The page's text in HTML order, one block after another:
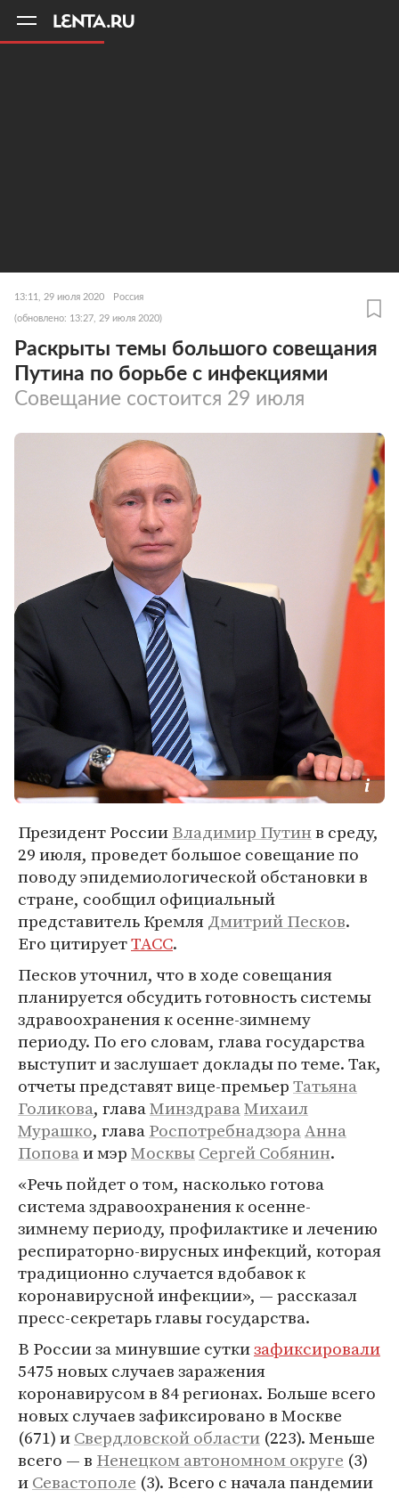
13:11, 29 июля 2020 Россия
(обновлено: 13:27, 29 июля 2020)
Раскрыты темы большого совещания
Путина по борьбе с инфекциями
Совещание состоится 29 июля
Президент РоссииВладимир Путинв среду,
29 июля, проведет большое совещание по
поводу эпидемиологической обстановки в
стране, сообщил официальный
представитель КремляДмитрий Песков.
Его цитируетТАСС.
Песков уточнил, что в ходе совещания
планируется обсудить готовность системы
здравоохранения к осенне-зимнему
периоду. По его словам, глава государства
выступит и заслушает доклады по теме. Так,
отчеты представят вице-премьерТатьяна
Голикова, главаМинздраваМихаил
Мурашко, главаРоспотребнадзораАнна
Поповаи мэрМосквыСергей Собянин.
«Речь пойдет о том, насколько готова
система здравоохранения к осенне-
зимнему периоду, профилактике и лечению
респираторно-вирусных инфекций, которая
традиционно случается вдобавок к
коронавирусной инфекции», — рассказал
пресс-секретарь главы государства.
В России за минувшие суткизафиксировали
5475 новых случаев заражения
коронавирусом в 84 регионах. Больше всего
новых случаев зафиксировано в Москве
(671) иСвердловской области (223). Меньше
всего — в Ненецком автономном округе (3)
иСевастополе (3). Всего с начала пандемии